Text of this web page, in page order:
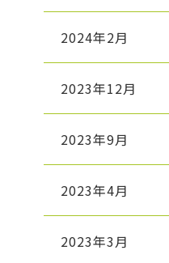
2024年2月
2023年12月
2023年9月
2023年4月
2023年3月